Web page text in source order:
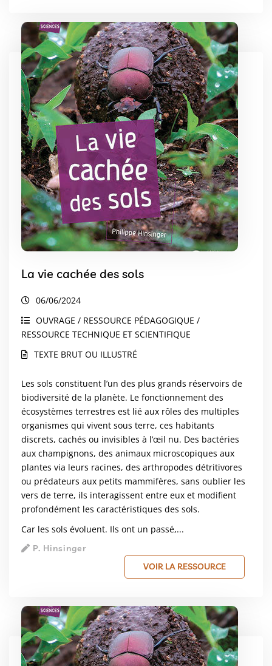
La vie cachée des sols
06/06/2024
OUVRAGE / RESSOURCE PÉDAGOGIQUE /
RESSOURCE TECHNIQUE ET SCIENTIFIQUE
TEXTE BRUT OU ILLUSTRÉ
Les sols constituent l’un des plus grands réservoirs de
biodiversité de la planète. Le fonctionnement des
écosystèmes terrestres est lié aux rôles des multiples
organismes qui vivent sous terre, ces habitants
discrets, cachés ou invisibles à l’œil nu. Des bactéries
aux champignons, des animaux microscopiques aux
plantes via leurs racines, des arthropodes détritivores
ou prédateurs aux petits mammifères, sans oublier les
vers de terre, ils interagissent entre eux et modifient
profondément les caractéristiques des sols.
Car les sols évoluent. Ils ont un passé,...
P. Hinsinger
VOIR LA RESSOURCE